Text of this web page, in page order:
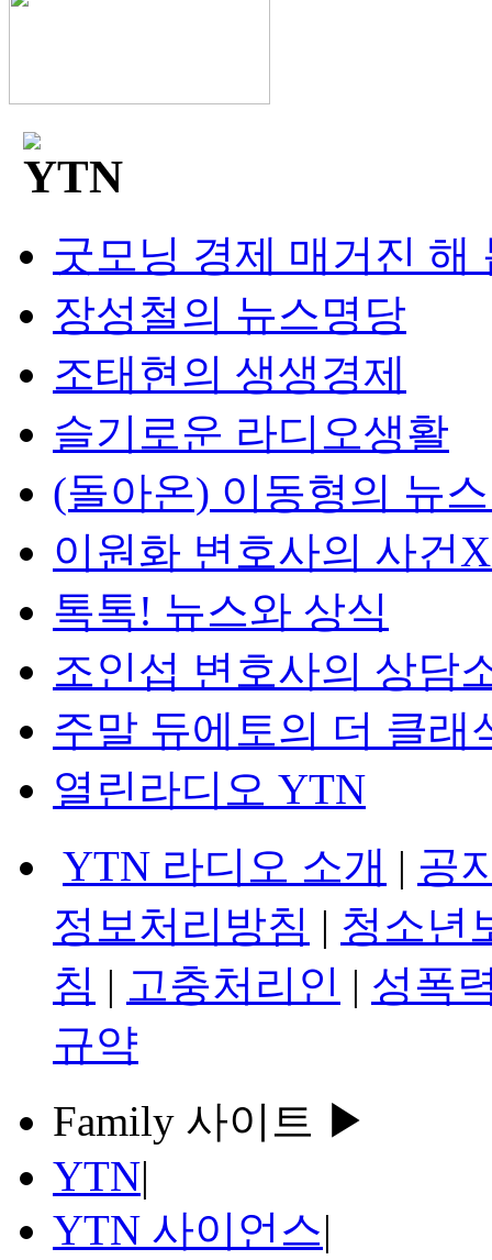
굿모닝 경제 매거진 해
장성철의 뉴스명당
조태현의 생생경제
슬기로운 라디오생활
(돌아온) 이동형의 뉴
이원화 변호사의 사건
톡톡! 뉴스와 상식
조인섭 변호사의 상담
주말 듀에토의 더 클래
열린라디오 YTN
YTN 라디오 소개 | 공
정보처리방침 | 청소년
침 | 고충처리인 | 성폭
규약
Family 사이트 ▶
YTN|
YTN 사이언스|